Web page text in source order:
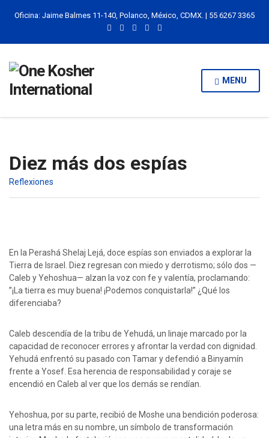
Oficina: Jaime Balmes 11-140, Polanco, México, CDMX. | 55 6267 3365
MENU
Diez más dos espías
Reflexiones
En la Perashá Shelaj Lejá, doce espías son enviados a explorar la
Tierra de Israel. Diez regresan con miedo y derrotismo; sólo dos —
Caleb y Yehoshua— alzan la voz con fe y valentía, proclamando:
”¡La tierra es muy buena! ¡Podemos conquistarla!” ¿Qué los
diferenciaba?
Caleb descendía de la tribu de Yehudá, un linaje marcado por la
capacidad de reconocer errores y afrontar la verdad con dignidad.
Yehudá enfrentó su pasado con Tamar y defendió a Binyamín
frente a Yosef. Esa herencia de responsabilidad y coraje se
encendió en Caleb al ver que los demás se rendían.
Yehoshua, por su parte, recibió de Moshe una bendición poderosa:
una letra más en su nombre, un símbolo de transformación